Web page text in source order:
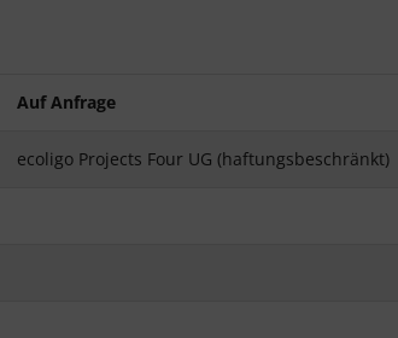
Auf Anfrage
ecoligo Projects Four UG (haftungsbeschränkt)